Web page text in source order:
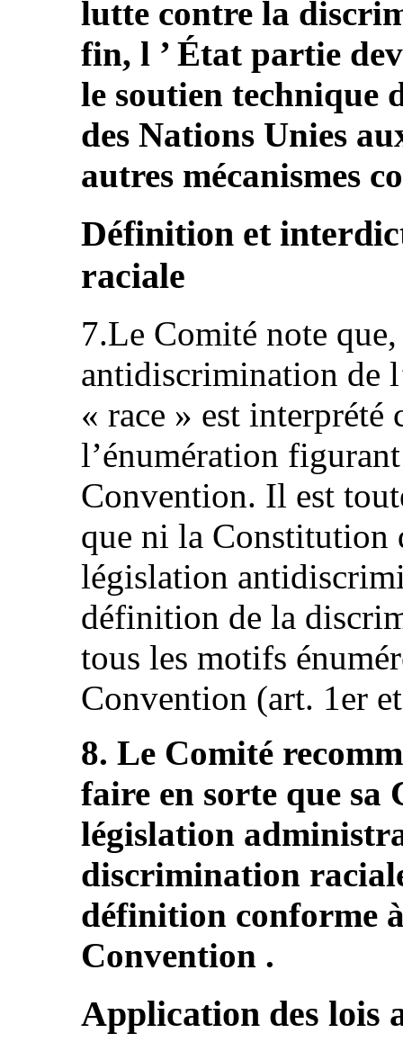
lutte contre la
fin, l ’ État partie
le soutien technique
des Nations Unies
autres mécanismes
Définition et
raciale
7.Le Comité note
antidiscrimination de
« race » est interprété
l’énumération
Convention. Il est
que ni la Constitution
législation
définition de la
tous les motifs
Convention (art. 1er
8. Le Comité
faire en sorte que sa
législation
discrimination
définition conforme
Convention .
Application des lois